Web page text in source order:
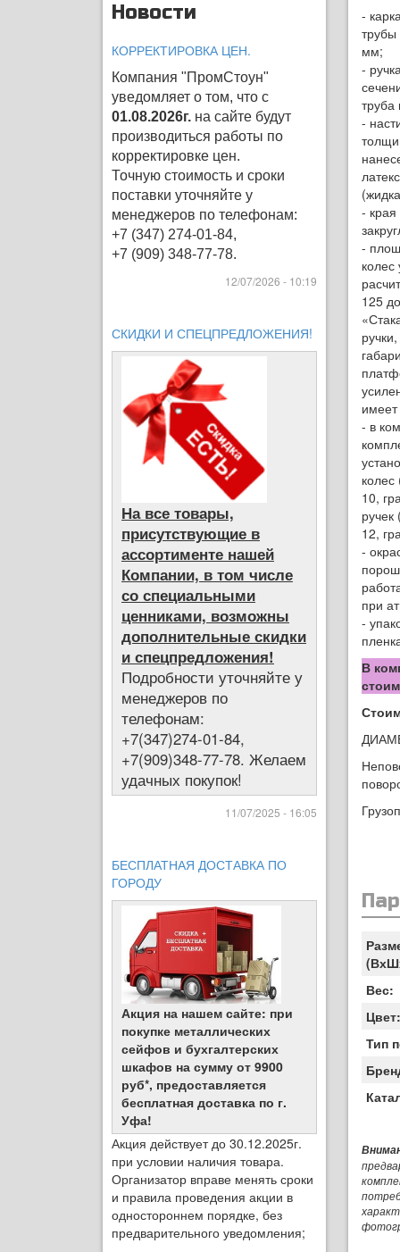
Новости
КОРРЕКТИРОВКА ЦЕН.
Компания "ПромСтоун"
уведомляет о том, что с
01.08.2026г. на сайте будут
производиться работы по
корректировке цен.
Точную стоимость и сроки
поставки уточняйте у
менеджеров по телефонам:
+7 (347) 274-01-84,
+7 (909) 348-77-78.
12/07/2026 - 10:19
СКИДКИ И СПЕЦПРЕДЛОЖЕНИЯ!
На все товары,
присутствующие в
ассортименте нашей
Компании, в том числе
со специальными
ценниками, возможны
дополнительные скидки
и спецпредложения!
Подробности уточняйте у
менеджеров по
телефонам:
+7(347)274-01-84,
+7(909)348-77-78. Желаем
удачных покупок!
11/07/2025 - 16:05
БЕСПЛАТНАЯ ДОСТАВКА ПО
ГОРОДУ
Акция на нашем сайте: при
покупке металлических
сейфов и бухгалтерских
шкафов на сумму от 9900
руб*, предоставляется
бесплатная доставка по г.
Уфа!
Акция действует до 30.12.2025г.
при условии наличия товара.
Организатор вправе менять сроки
и правила проведения акции в
одностороннем порядке, без
предварительного уведомления;
-
трубы
мм;
-
труба
-
-
-
125
- в
10,
12,
-
при
-
В
Вес:
Тип